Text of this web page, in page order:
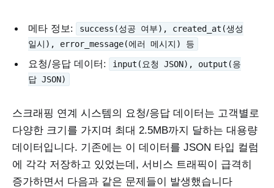
메타 정보:
success(성공 여부), created_at(생성
일시), error_message(에러 메시지) 등
요청/응답 데이터:
input(요청 JSON), output(응
답 JSON)
스크래핑 연계 시스템의 요청/응답 데이터는 고객별로
다양한 크기를 가지며 최대 2.5MB까지 달하는 대용량
데이터입니다. 기존에는 이 데이터를 JSON 타입 컬럼
에 각각 저장하고 있었는데, 서비스 트래픽이 급격히
증가하면서 다음과 같은 문제들이 발생했습니다